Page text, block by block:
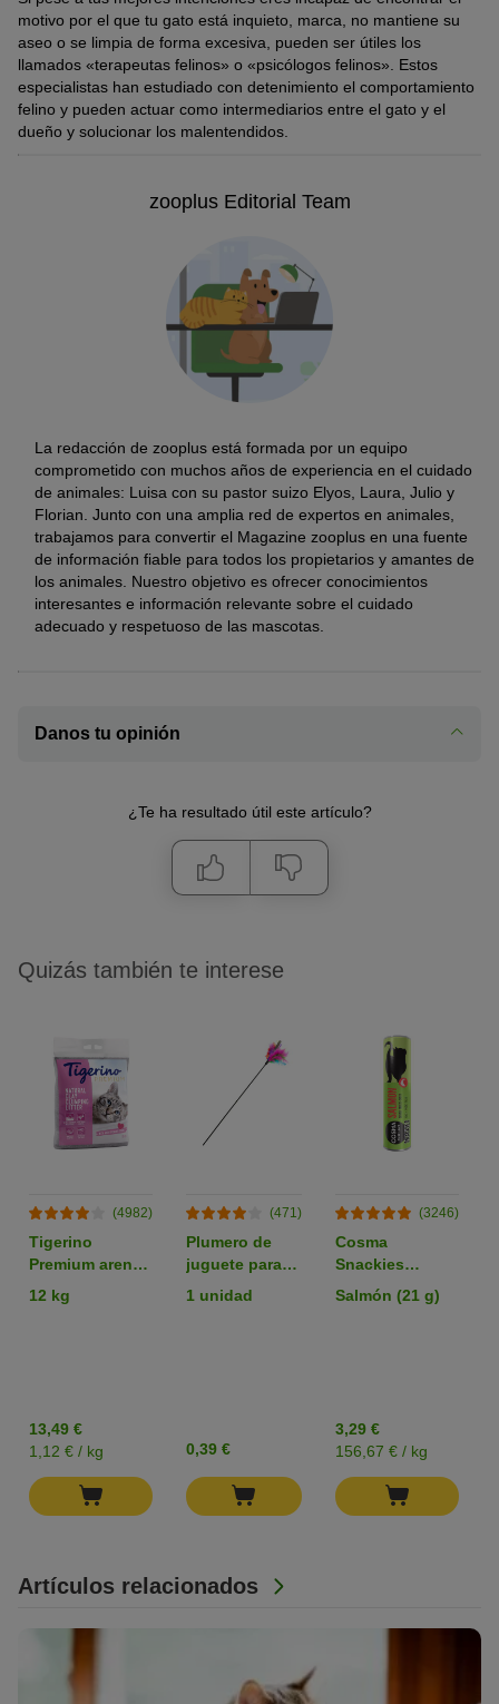
motivo por el que tu gato está inquieto, marca, no mantiene su
aseo o se limpia de forma excesiva, pueden ser útiles los
llamados «terapeutas felinos» o «psicólogos felinos». Estos
especialistas han estudiado con detenimiento el comportamiento
felino y pueden actuar como intermediarios entre el gato y el
dueño y solucionar los malentendidos.
zooplus Editorial Team
La redacción de zooplus está formada por un equipo
comprometido con muchos años de experiencia en el cuidado
de animales: Luisa con su pastor suizo Elyos, Laura, Julio y
Florian. Junto con una amplia red de expertos en animales,
trabajamos para convertir el Magazine zooplus en una fuente
de información fiable para todos los propietarios y amantes de
los animales. Nuestro objetivo es ofrecer conocimientos
interesantes e información relevante sobre el cuidado
adecuado y respetuoso de las mascotas.
Danos tu opinión
¿Te ha resultado útil este artículo?
Artículos relacionados
Quizás también te interese
(4982)
Tigerino
Premium arena
aglomerante
con olor a talco
12 kg
13,49 €
1,12 € / kg
(471)
Plumero de
juguete para
gatos
1 unidad
0,39 €
(3246)
Cosma
Snackies
liofilizados
snacks para
Salmón (21 g)
3,29 €
156,67 € / kg